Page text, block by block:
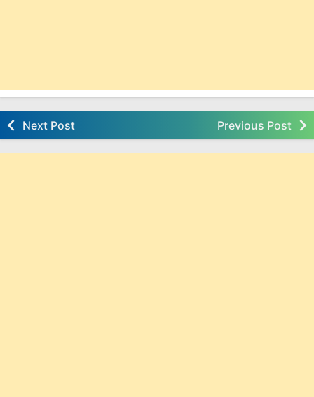
Next Post Previous Post